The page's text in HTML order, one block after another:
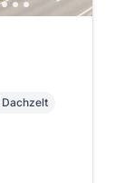
Dachzelt